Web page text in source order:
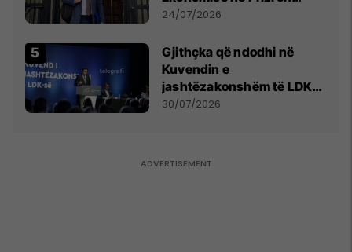
mohon pretendimet
24/07/2026
Gjithçka që ndodhi në
Kuvendin e
jashtëzakonshëm të LDK-
së
30/07/2026